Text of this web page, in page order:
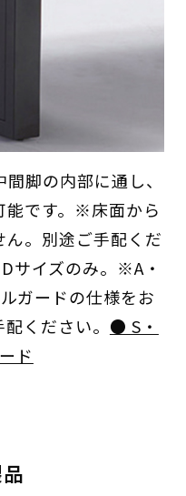
脚の内部に通し、
能です。※床面から
。別途ご手配くだ
サイズのみ。※A・
ガードの仕様をお
ください。 ● S・
ド